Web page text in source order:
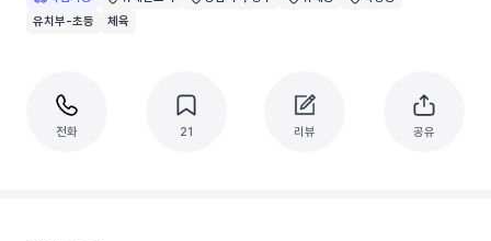
유치부-초등
체육
전화 21 리뷰 공유